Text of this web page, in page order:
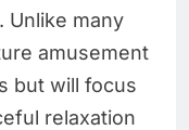
Unlike many
amusement
but will focus
relaxation